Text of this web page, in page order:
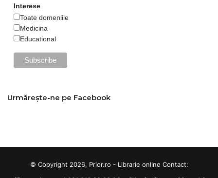
Interese
Toate domeniile
Medicina
Educational
Urmărește-ne pe Facebook
© Copyright 2026, Prior.ro - Librarie online Contact: